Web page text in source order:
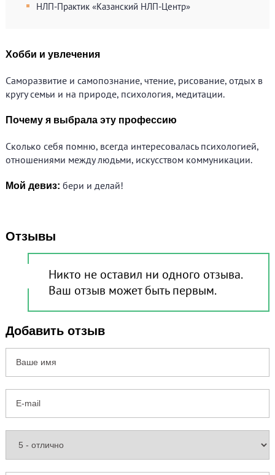
НЛП-Практик «Казанский НЛП-Центр»
Хобби и увлечения
Саморазвитие и самопознание, чтение, рисование, отдых в
кругу семьи и на природе, психология, медитации.
Почему я выбрала эту профессию
Сколько себя помню, всегда интересовалась психологией,
отношениями между людьми, искусством коммуникации.
Мой девиз: бери и делай!
Отзывы
Никто не оставил ни одного отзыва.
Ваш отзыв может быть первым.
Добавить отзыв